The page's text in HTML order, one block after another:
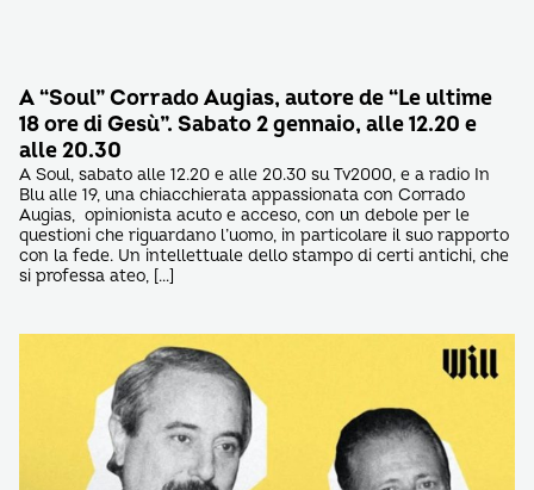
A “Soul” Corrado Augias, autore de “Le ultime
18 ore di Gesù”. Sabato 2 gennaio, alle 12.20 e
alle 20.30
A Soul, sabato alle 12.20 e alle 20.30 su Tv2000, e a radio In
Blu alle 19, una chiacchierata appassionata con Corrado
Augias, opinionista acuto e acceso, con un debole per le
questioni che riguardano l’uomo, in particolare il suo rapporto
con la fede. Un intellettuale dello stampo di certi antichi, che
si professa ateo, […]